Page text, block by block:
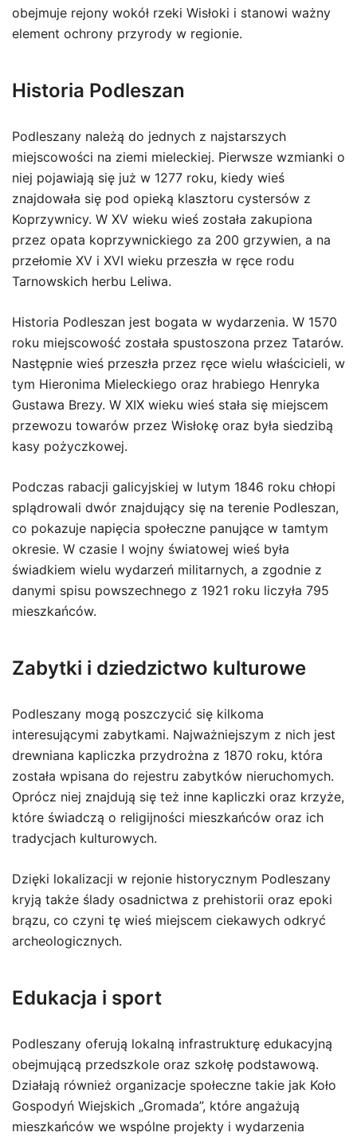
obejmuje rejony wokół rzeki Wisłoki i stanowi ważny
element ochrony przyrody w regionie.
Historia Podleszan
Podleszany należą do jednych z najstarszych
miejscowości na ziemi mieleckiej. Pierwsze wzmianki o
niej pojawiają się już w 1277 roku, kiedy wieś
znajdowała się pod opieką klasztoru cystersów z
Koprzywnicy. W XV wieku wieś została zakupiona
przez opata koprzywnickiego za 200 grzywien, a na
przełomie XV i XVI wieku przeszła w ręce rodu
Tarnowskich herbu Leliwa.
Historia Podleszan jest bogata w wydarzenia. W 1570
roku miejscowość została spustoszona przez Tatarów.
Następnie wieś przeszła przez ręce wielu właścicieli, w
tym Hieronima Mieleckiego oraz hrabiego Henryka
Gustawa Brezy. W XIX wieku wieś stała się miejscem
przewozu towarów przez Wisłokę oraz była siedzibą
kasy pożyczkowej.
Podczas rabacji galicyjskiej w lutym 1846 roku chłopi
splądrowali dwór znajdujący się na terenie Podleszan,
co pokazuje napięcia społeczne panujące w tamtym
okresie. W czasie I wojny światowej wieś była
świadkiem wielu wydarzeń militarnych, a zgodnie z
danymi spisu powszechnego z 1921 roku liczyła 795
mieszkańców.
Zabytki i dziedzictwo kulturowe
Podleszany mogą poszczycić się kilkoma
interesującymi zabytkami. Najważniejszym z nich jest
drewniana kapliczka przydrożna z 1870 roku, która
została wpisana do rejestru zabytków nieruchomych.
Oprócz niej znajdują się też inne kapliczki oraz krzyże,
które świadczą o religijności mieszkańców oraz ich
tradycjach kulturowych.
Dzięki lokalizacji w rejonie historycznym Podleszany
kryją także ślady osadnictwa z prehistorii oraz epoki
brązu, co czyni tę wieś miejscem ciekawych odkryć
archeologicznych.
Edukacja i sport
Podleszany oferują lokalną infrastrukturę edukacyjną
obejmującą przedszkole oraz szkołę podstawową.
Działają również organizacje społeczne takie jak Koło
Gospodyń Wiejskich „Gromada”, które angażują
mieszkańców we wspólne projekty i wydarzenia